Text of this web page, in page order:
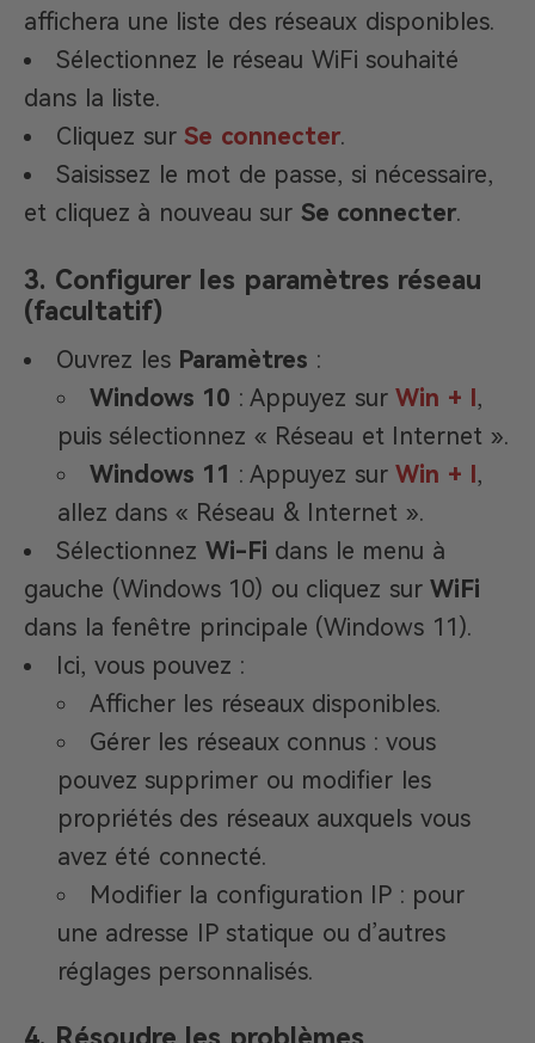
affichera une liste des réseaux disponibles.
Sélectionnez le réseau WiFi souhaité
dans la liste.
Cliquez sur Se connecter.
Saisissez le mot de passe, si nécessaire,
et cliquez à nouveau sur Se connecter.
3. Configurer les paramètres réseau
(facultatif)
Ouvrez les Paramètres :
Windows 10 : Appuyez surWin + I,
puis sélectionnez « Réseau et Internet ».
Windows 11 : Appuyez surWin + I,
allez dans « Réseau & Internet ».
Sélectionnez Wi-Fi dans le menu à
gauche (Windows 10) ou cliquez sur WiFi
dans la fenêtre principale (Windows 11).
Ici, vous pouvez :
Afficher les réseaux disponibles.
Gérer les réseaux connus : vous
pouvez supprimer ou modifier les
propriétés des réseaux auxquels vous
avez été connecté.
Modifier la configuration IP : pour
une adresse IP statique ou d’autres
réglages personnalisés.